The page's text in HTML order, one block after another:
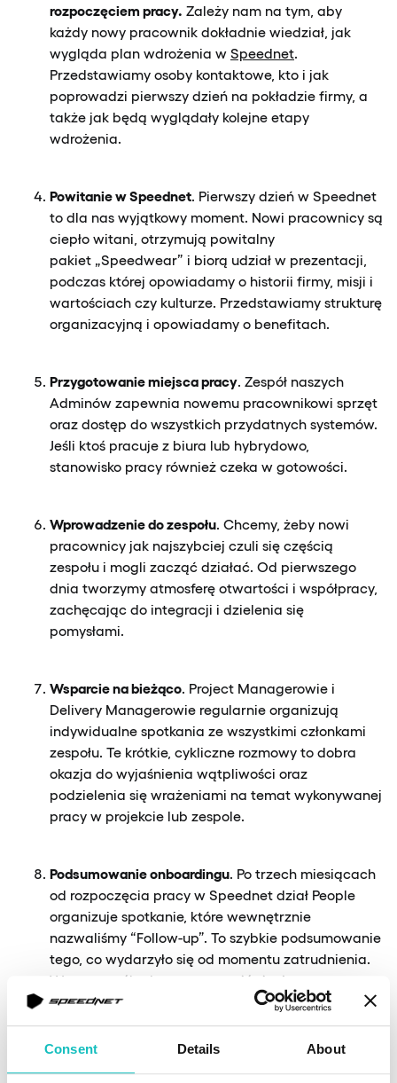
Consent Details About
rozpoczęciem pracy. Zależy nam na tym, aby
każdy nowy pracownik dokładnie wiedział, jak
wygląda plan wdrożenia w Speednet.
Przedstawiamy osoby kontaktowe, kto i jak
poprowadzi pierwszy dzień na pokładzie firmy, a
także jak będą wyglądały kolejne etapy
wdrożenia.
Powitanie w Speednet. Pierwszy dzień w Speednet
to dla nas wyjątkowy moment. Nowi pracownicy są
ciepło witani, otrzymują powitalny
pakiet „Speedwear” i biorą udział w prezentacji,
podczas której opowiadamy o historii firmy, misji i
wartościach czy kulturze. Przedstawiamy strukturę
organizacyjną i opowiadamy o benefitach.
Przygotowanie miejsca pracy. Zespół naszych
Adminów zapewnia nowemu pracownikowi sprzęt
oraz dostęp do wszystkich przydatnych systemów.
Jeśli ktoś pracuje z biura lub hybrydowo,
stanowisko pracy również czeka w gotowości.
Wprowadzenie do zespołu. Chcemy, żeby nowi
pracownicy jak najszybciej czuli się częścią
zespołu i mogli zacząć działać. Od pierwszego
dnia tworzymy atmosferę otwartości i współpracy,
zachęcając do integracji i dzielenia się
pomysłami.
Wsparcie na bieżąco. Project Managerowie i
Delivery Managerowie regularnie organizują
indywidualne spotkania ze wszystkimi członkami
zespołu. Te krótkie, cykliczne rozmowy to dobra
okazja do wyjaśnienia wątpliwości oraz
podzielenia się wrażeniami na temat wykonywanej
pracy w projekcie lub zespole.
Podsumowanie onboardingu. Po trzech miesiącach
od rozpoczęcia pracy w Speednet dział People
organizuje spotkanie, które wewnętrznie
nazwaliśmy “Follow-up”. To szybkie podsumowanie
tego, co wydarzyło się od momentu zatrudnienia.
W ten sposób chcemy upewnić się, że nowy
pracownik już zdążył zaaklimatyzować się w
Speednet, dobrze czuje się w projekcie i nawiązał
nowe zespołowe i ogólnofirmowe znajomości.